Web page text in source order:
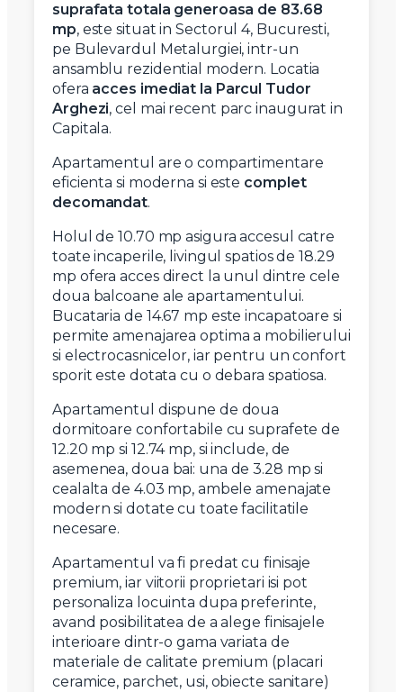
suprafata totala generoasa de 83.68
mp, este situat in Sectorul 4, Bucuresti,
pe Bulevardul Metalurgiei, intr-un
ansamblu rezidential modern. Locatia
ofera acces imediat la Parcul Tudor
Arghezi, cel mai recent parc inaugurat in
Capitala.
Apartamentul are o compartimentare
eficienta si moderna si este complet
decomandat.
Holul de 10.70 mp asigura accesul catre
toate incaperile, livingul spatios de 18.29
mp ofera acces direct la unul dintre cele
doua balcoane ale apartamentului.
Bucataria de 14.67 mp este incapatoare si
permite amenajarea optima a mobilierului
si electrocasnicelor, iar pentru un confort
sporit este dotata cu o debara spatiosa.
Apartamentul dispune de doua
dormitoare confortabile cu suprafete de
12.20 mp si 12.74 mp, si include, de
asemenea, doua bai: una de 3.28 mp si
cealalta de 4.03 mp, ambele amenajate
modern si dotate cu toate facilitatile
necesare.
Apartamentul va fi predat cu finisaje
premium, iar viitorii proprietari isi pot
personaliza locuinta dupa preferinte,
avand posibilitatea de a alege finisajele
interioare dintr-o gama variata de
materiale de calitate premium (placari
ceramice, parchet, usi, obiecte sanitare)